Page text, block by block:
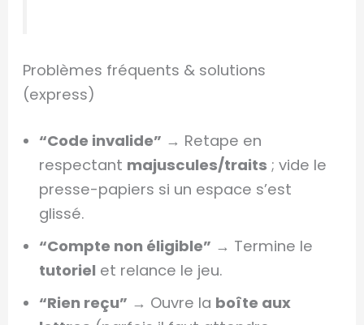
Problèmes fréquents & solutions
(express)
“Code invalide” → Retape en
respectant majuscules/traits ; vide le
presse-papiers si un espace s’est
glissé.
“Compte non éligible” → Termine le
tutoriel et relance le jeu.
“Rien reçu” → Ouvre la boîte aux